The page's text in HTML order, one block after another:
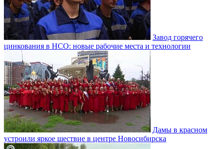
Завод горячего
цинкования в НСО: новые рабочие места и технологии
Дамы в красном
устроили яркое шествие в центре Новосибирска